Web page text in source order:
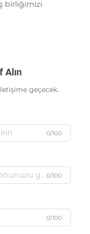
birliğimizi
Alın
geçecek.
0/100
0/100
0/100